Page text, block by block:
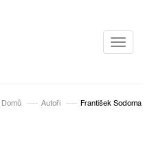
Toggle
Domů Autoři František Sodoma